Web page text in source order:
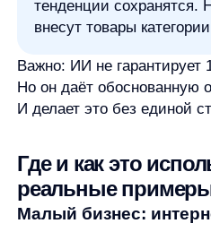
доставляли», «упаковка
—принятие решений на
промежуточных этапов.
Управление проектами
Руководитель команды
понять:
Где задержки?
Какие задачи вызывают